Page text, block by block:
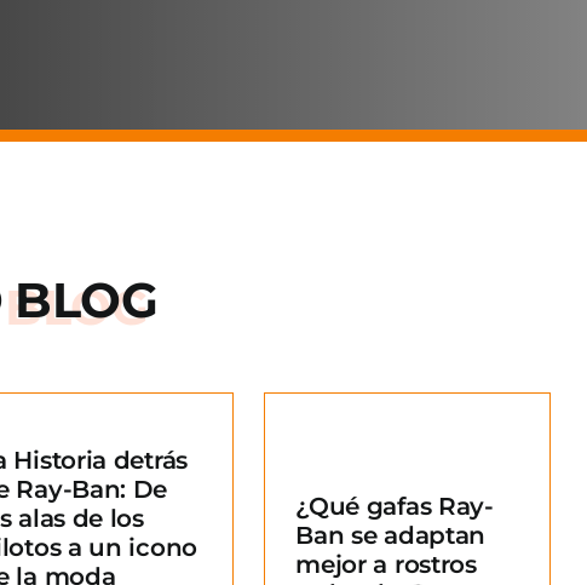
BLOG
Historia detrás
Ray-Ban: De
alas de los
a un icono
la moda
¿Qué gafas Ray-
Ban se adaptan
mejor a rostros
redondos?
¿Qué gafas Ray-
Ban se adaptan
mejor a rostros